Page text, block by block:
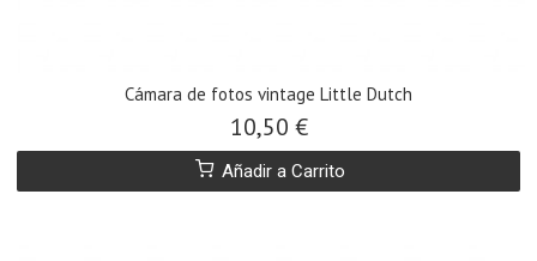
Cámara de fotos vintage Little Dutch
10,50 €
Añadir a Carrito